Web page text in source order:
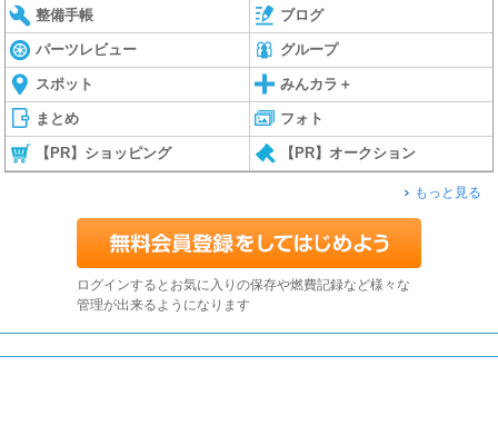
整備手帳 ブログ
パーツレビュー グループ
スポット みんカラ＋
まとめ フォト
【PR】ショッピング 【PR】オークション
もっと見る
ログインするとお気に入りの保存や燃費記録など様々な
管理が出来るようになります